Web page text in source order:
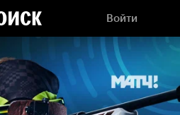
Войти